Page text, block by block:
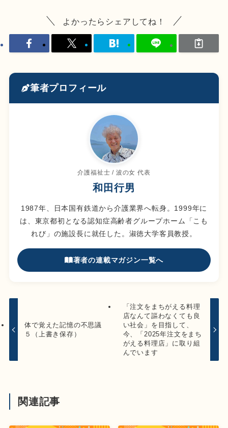
よかったらシェアしてね！
筆者プロフィール
介護福祉士 / 波の女 代表
和田行男
1987年、日本国有鉄道から介護業界へ転身。1999年に
は、東京都初となる認知症高齢者グループホーム「こも
れび」の施設長に就任した。淑徳大学客員教授。
著者の連載マガジン一覧へ
体で覚えた記憶の不思議
５（上書き保存）
「注文をまちがえる料理
店なんて謳わなくても良
い社会」を目指して、
今、「2025年注文をまち
がえる料理店」に取り組
んでいます
関連記事